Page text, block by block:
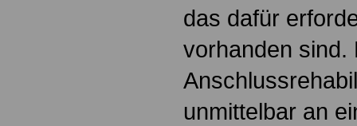
das dafür
vorhanden sind.
unmittelbar an